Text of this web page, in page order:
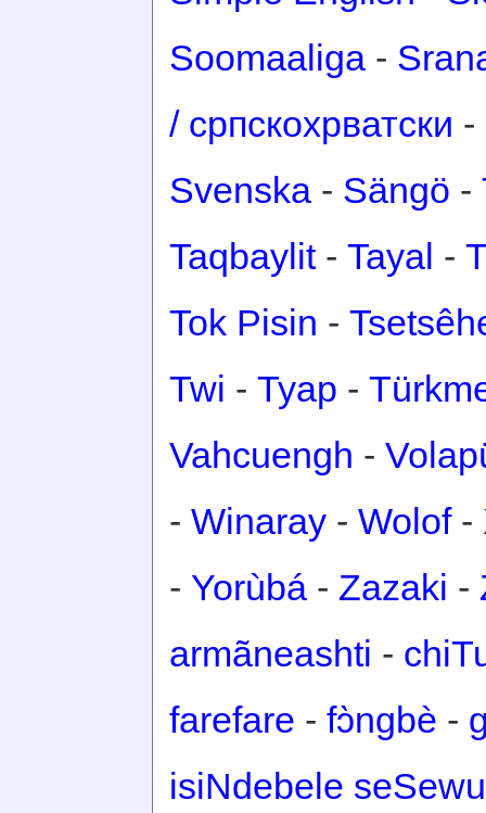
Soomaaliga -
/ српскохрватски -
Svenska - Sängö -
Taqbaylit- Tayal -
Tok Pisin -
Twi - Tyap -
Vahcuengh -
- Winaray - Wolof-
- Yorùbá - Zazaki -
armãneashti -
farefare - fɔ̀ngbè -
isiNdebele